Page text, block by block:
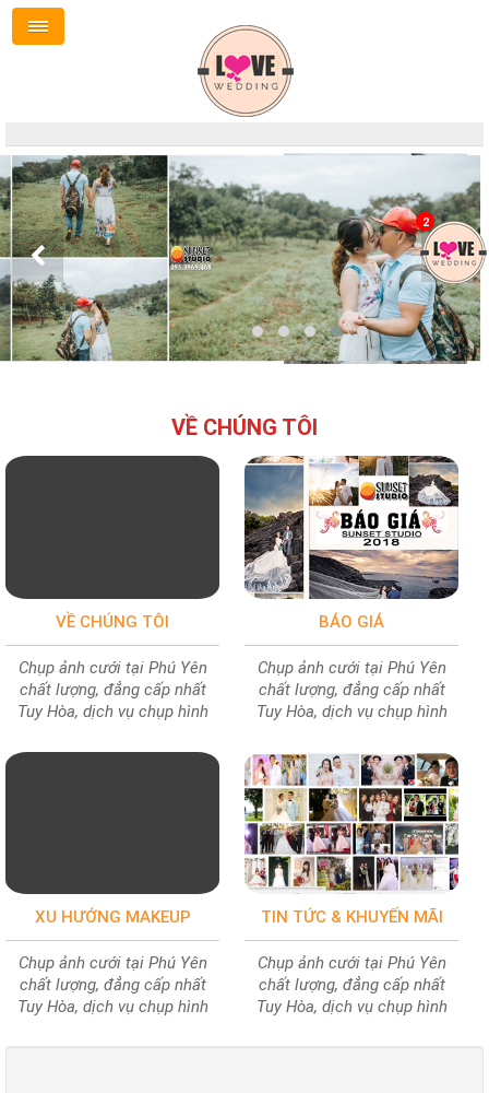
VỀ CHÚNG TÔI
VỀ CHÚNG TÔI
Chụp ảnh cưới tại Phú Yên
chất lượng, đẳng cấp nhất
Tuy Hòa, dịch vụ chụp hình
BÁO GIÁ
Chụp ảnh cưới tại Phú Yên
chất lượng, đẳng cấp nhất
Tuy Hòa, dịch vụ chụp hình
XU HƯỚNG MAKEUP
Chụp ảnh cưới tại Phú Yên
chất lượng, đẳng cấp nhất
Tuy Hòa, dịch vụ chụp hình
TIN TỨC & KHUYẾN MÃI
Chụp ảnh cưới tại Phú Yên
chất lượng, đẳng cấp nhất
Tuy Hòa, dịch vụ chụp hình
2